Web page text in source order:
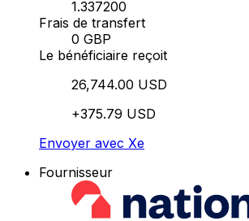
1.337200
Frais de transfert
0 GBP
Le bénéficiaire reçoit
26,744.00 USD
+375.79 USD
Envoyer avec Xe
Fournisseur